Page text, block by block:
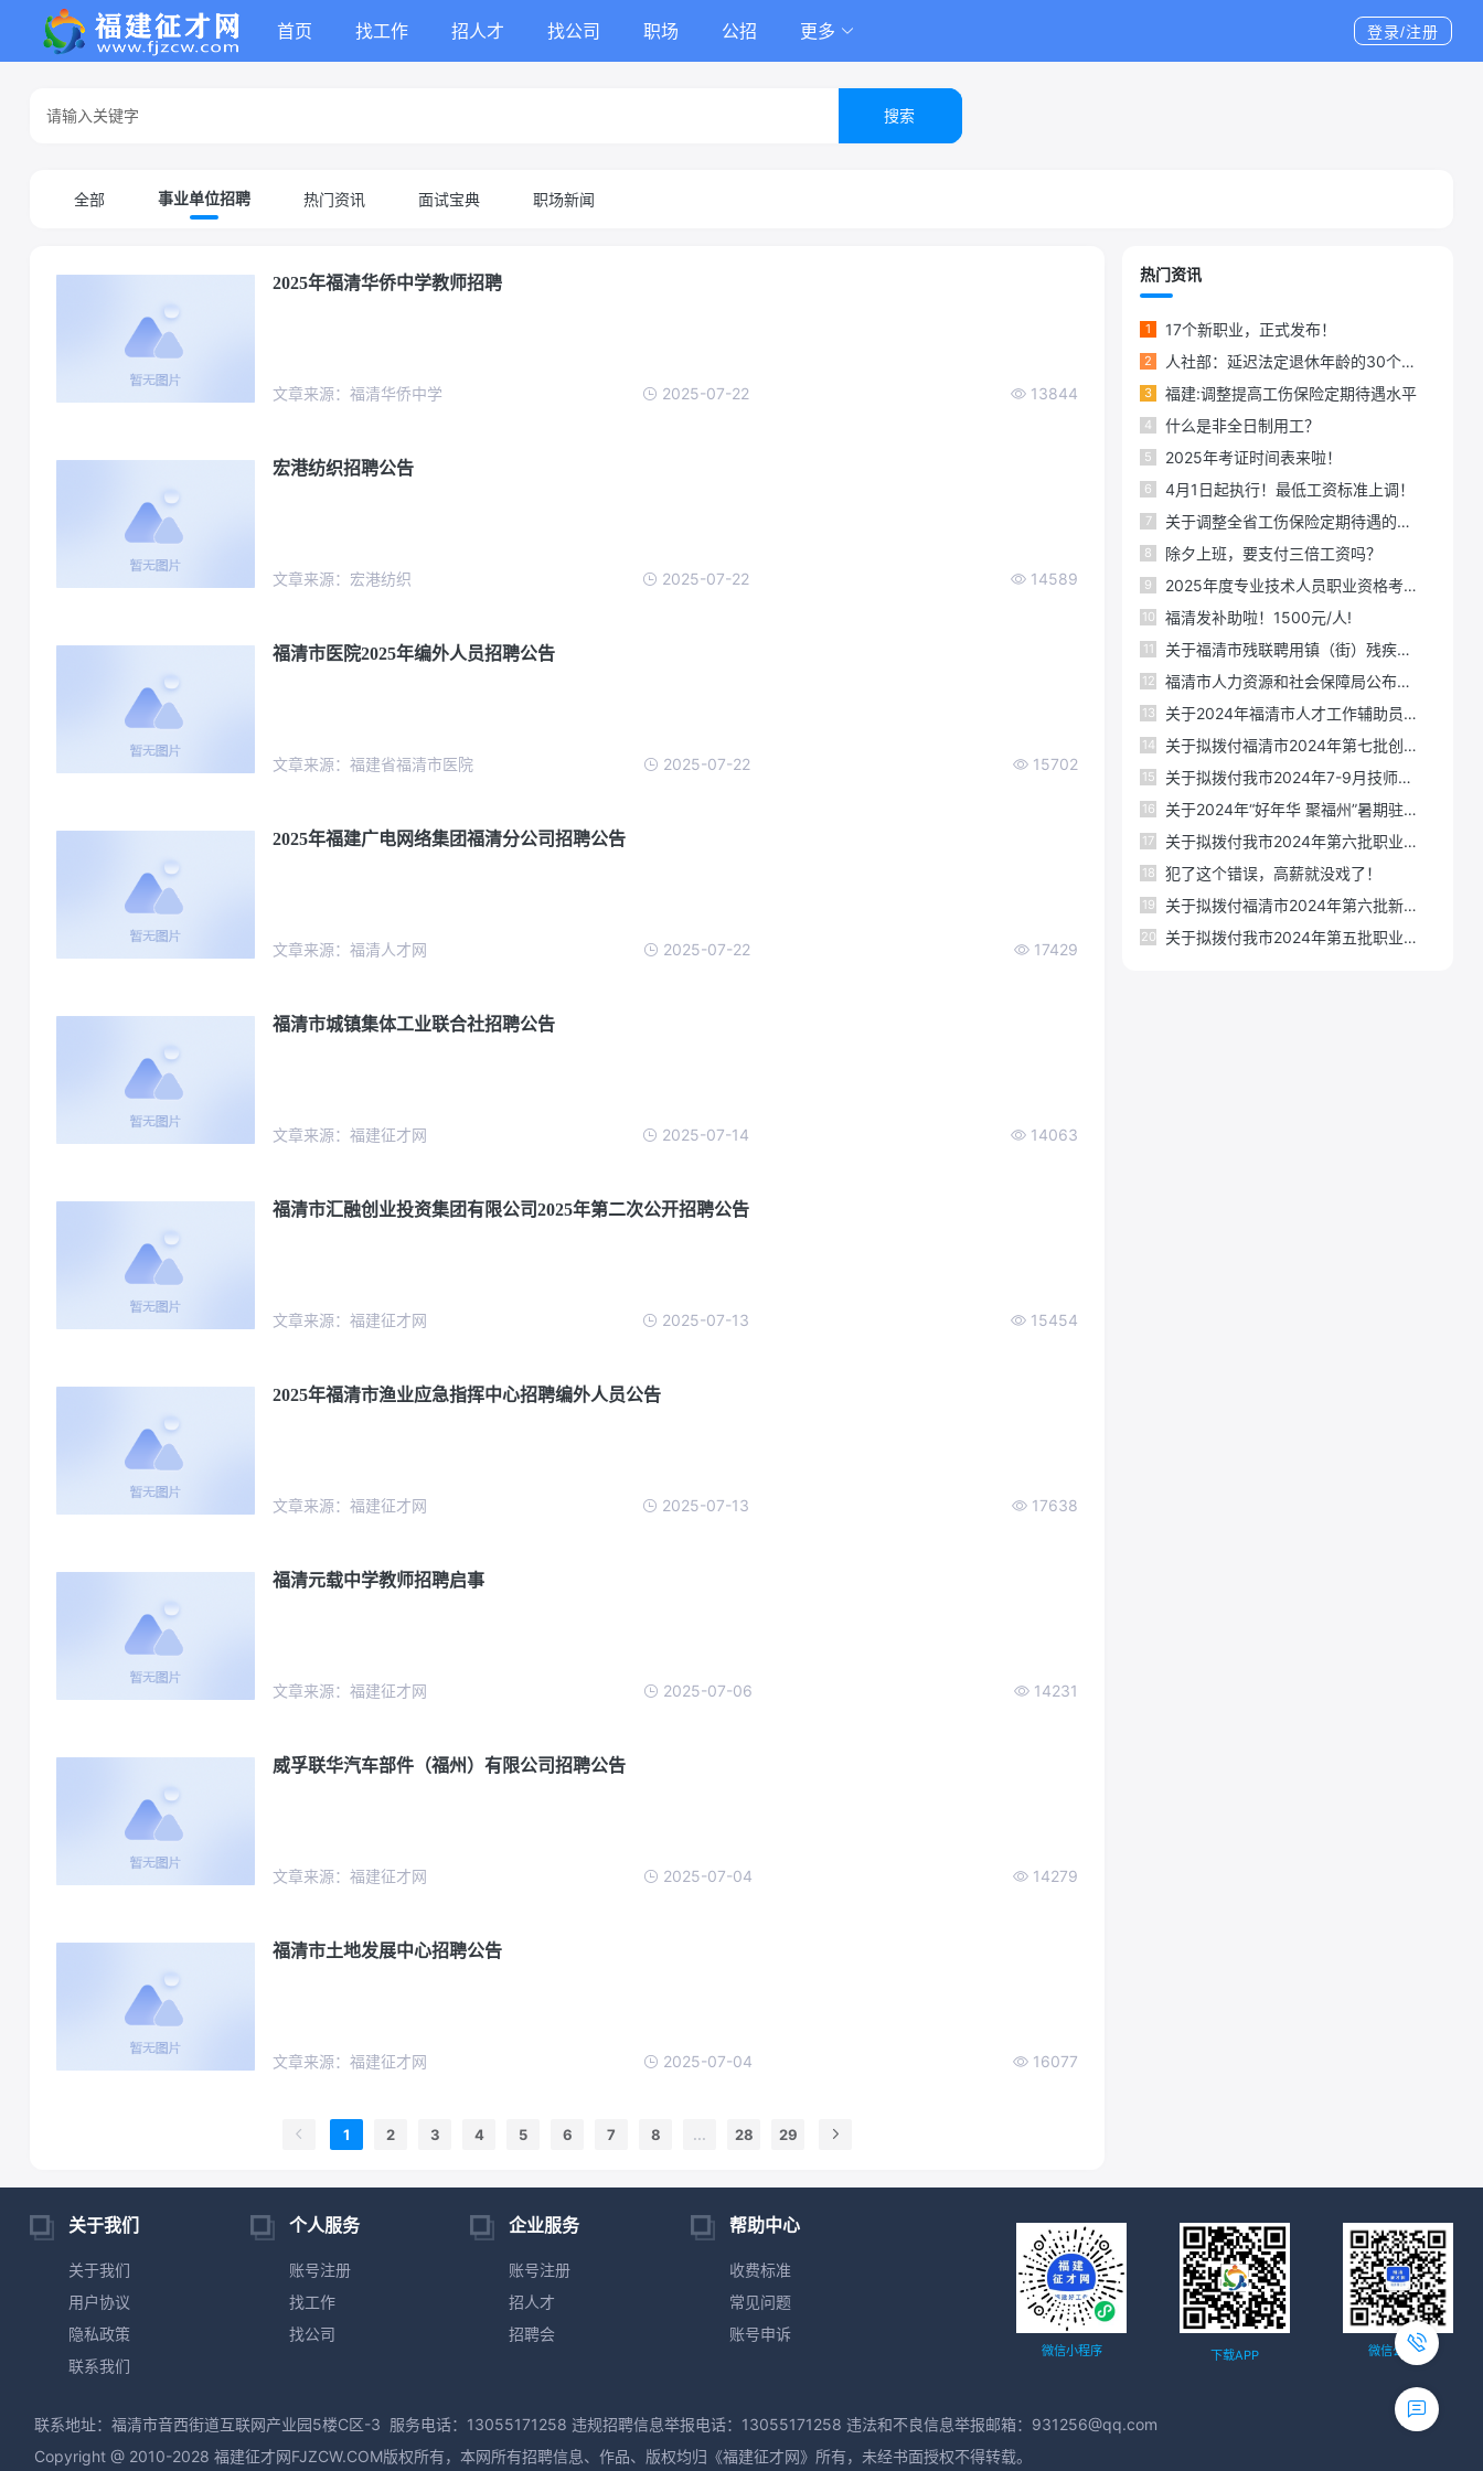
首页 找工作 招人才 找公司 职场 公招 更多 登录/注册
搜索
全部 事业单位招聘 热门资讯 面试宝典 职场新闻
2025年福清华侨中学教师招聘
文章来源：福清华侨中学 2025-07-22 13844
宏港纺织招聘公告
文章来源：宏港纺织 2025-07-22 14589
福清市医院2025年编外人员招聘公告
文章来源：福建省福清市医院 2025-07-22 15702
2025年福建广电网络集团福清分公司招聘公告
文章来源：福清人才网 2025-07-22 17429
福清市城镇集体工业联合社招聘公告
文章来源：福建征才网 2025-07-14 14063
福清市汇融创业投资集团有限公司2025年第二次公开招聘公告
文章来源：福建征才网 2025-07-13 15454
2025年福清市渔业应急指挥中心招聘编外人员公告
文章来源：福建征才网 2025-07-13 17638
福清元载中学教师招聘启事
文章来源：福建征才网 2025-07-06 14231
威孚联华汽车部件（福州）有限公司招聘公告
文章来源：福建征才网 2025-07-04 14279
福清市土地发展中心招聘公告
文章来源：福建征才网 2025-07-04 16077
1 2 3 4 5 6 7 8 ... 28 29
热门资讯
1 17个新职业，正式发布！
2 人社部：延迟法定退休年龄的30个问答
3 福建:调整提高工伤保险定期待遇水平
4 什么是非全日制用工？
5 2025年考证时间表来啦！
6 4月1日起执行！最低工资标准上调！
7 关于调整全省工伤保险定期待遇的通知
8 除夕上班，要支付三倍工资吗？
9 2025年度专业技术人员职业资格考试时间表公布
10 福清发补助啦！1500元/人!
11 关于福清市残联聘用镇（街）残疾人联络员的公示
12 福清市人力资源和社会保障局公布拖欠农民工工资失信联合惩戒对象名单
13 关于2024年福清市人才工作辅助员公益性岗位拟聘用人员名单的公示
14 关于拟拨付福清市2024年第七批创业租用场地补贴的公示
15 关于拟拨付我市2024年7-9月技师和高级技师生活补助资金公示
16 关于2024年“好年华 聚福州”暑期驻点式社会实践补贴情况的公示
17 关于拟拨付我市2024年第六批职业培训 “见证补贴（用券）”资金的公示
18 犯了这个错误，高薪就没戏了！
19 关于拟拨付福清市2024年第六批新兴行业和特色产业培训补贴的公示
20 关于拟拨付我市2024年第五批职业培训 “见证补贴（用券）”资金的公示
关于我们
关于我们
用户协议
隐私政策
联系我们
个人服务
账号注册
找工作
找公司
企业服务
账号注册
招人才
招聘会
帮助中心
收费标准
常见问题
账号申诉
微信小程序 下载APP 微信公众号
联系地址：福清市音西街道互联网产业园5楼C区-3 服务电话：13055171258 违规招聘信息举报电话：13055171258 违法和不良信息举报邮箱：931256@qq.com
Copyright @ 2010-2028 福建征才网FJZCW.COM版权所有，本网所有招聘信息、作品、版权均归《福建征才网》所有，未经书面授权不得转载。